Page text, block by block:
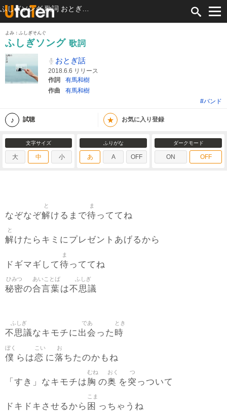
よみ：ふしぎそんぐ
ふしぎソング 歌詞
おとぎ話
2018.6.6 リリース
作詞
有馬和樹
作曲
有馬和樹
#バンド
試聴 ★ お気に入り登録
文字サイズ
大 中 小
ふりがな
あ A OFF
ダークモード
ON OFF
なぞなぞ解
と
けるまで待
ま
っててね
解
と
けたらキミにプレゼントあげるから
ドギマギして待
ま
っててね
秘密
ひみつ
の合言葉
あいことば
は不思議
ふしぎ
不思議
ふしぎ
なキモチに出会
であ
った 時
とき
僕
ぼく
らは恋
こい
に落
お
ちたのかもね
「すき」なキモチは胸
むね
の奥
おく
を突
つ
っついて
ドキドキさせるから 困
こま
っちゃうね